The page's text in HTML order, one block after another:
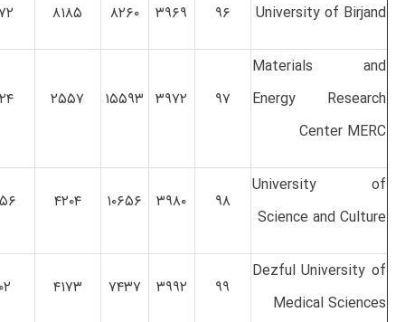
University of Birjand ۹۶ ۳۹۶۹ ۸۲۶۰ ۸۱۸۵
Materials and
Energy Research
Center MERC
۹۷ ۳۹۷۲ ۱۵۵۹۳ ۲۵۵۷
University of
Science and Culture
۹۸ ۳۹۸۰ ۱۰۶۵۶ ۴۲۰۴
Dezful University of
Medical Sciences
۹۹ ۳۹۹۲ ۷۴۳۷ ۴۱۷۳